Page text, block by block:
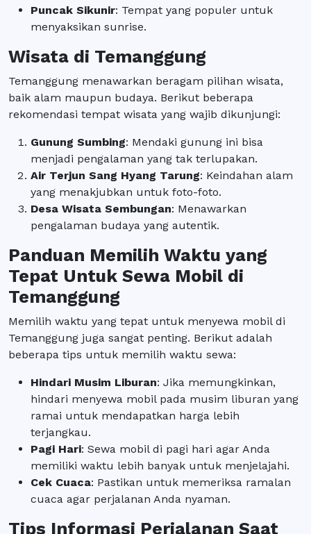
Puncak Sikunir: Tempat yang populer untuk
menyaksikan sunrise.
Wisata di Temanggung
Temanggung menawarkan beragam pilihan wisata,
baik alam maupun budaya. Berikut beberapa
rekomendasi tempat wisata yang wajib dikunjungi:
Gunung Sumbing: Mendaki gunung ini bisa
menjadi pengalaman yang tak terlupakan.
Air Terjun Sang Hyang Tarung: Keindahan alam
yang menakjubkan untuk foto-foto.
Desa Wisata Sembungan: Menawarkan
pengalaman budaya yang autentik.
Panduan Memilih Waktu yang
Tepat Untuk Sewa Mobil di
Temanggung
Memilih waktu yang tepat untuk menyewa mobil di
Temanggung juga sangat penting. Berikut adalah
beberapa tips untuk memilih waktu sewa:
Hindari Musim Liburan: Jika memungkinkan,
hindari menyewa mobil pada musim liburan yang
ramai untuk mendapatkan harga lebih
terjangkau.
Pagi Hari: Sewa mobil di pagi hari agar Anda
memiliki waktu lebih banyak untuk menjelajahi.
Cek Cuaca: Pastikan untuk memeriksa ramalan
cuaca agar perjalanan Anda nyaman.
Tips Informasi Perjalanan Saat